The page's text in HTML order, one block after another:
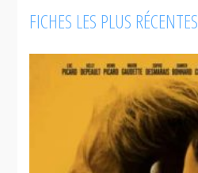
FICHES LES PLUS RÉCENTES